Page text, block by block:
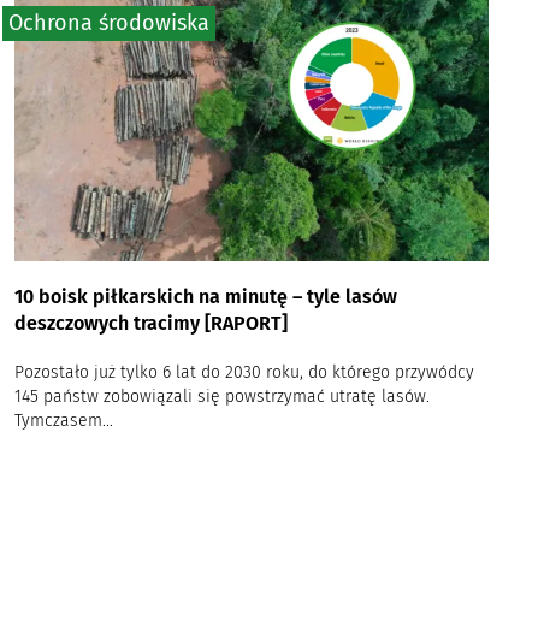
10 boisk piłkarskich na minutę – tyle lasów
deszczowych tracimy [RAPORT]
Pozostało już tylko 6 lat do 2030 roku, do którego przywódcy
145 państw zobowiązali się powstrzymać utratę lasów.
Tymczasem...
Ochrona środowiska